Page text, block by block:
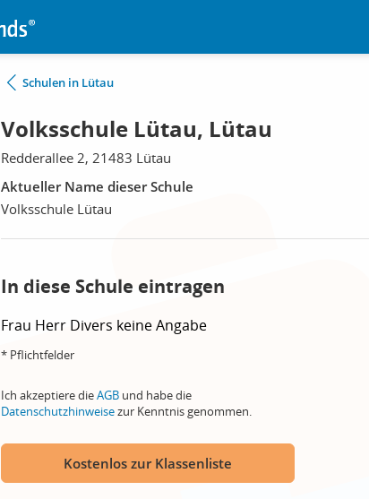
Schulen in Lütau
Volksschule Lütau, Lütau
Redderallee 2, 21483 Lütau
Aktueller Name dieser Schule
Volksschule Lütau
In diese Schule eintragen
Frau Herr Divers keine Angabe
* Pflichtfelder
Ich akzeptiere dieAGB und habe die
Datenschutzhinweisezur Kenntnis genommen.
Kostenlos zur Klassenliste